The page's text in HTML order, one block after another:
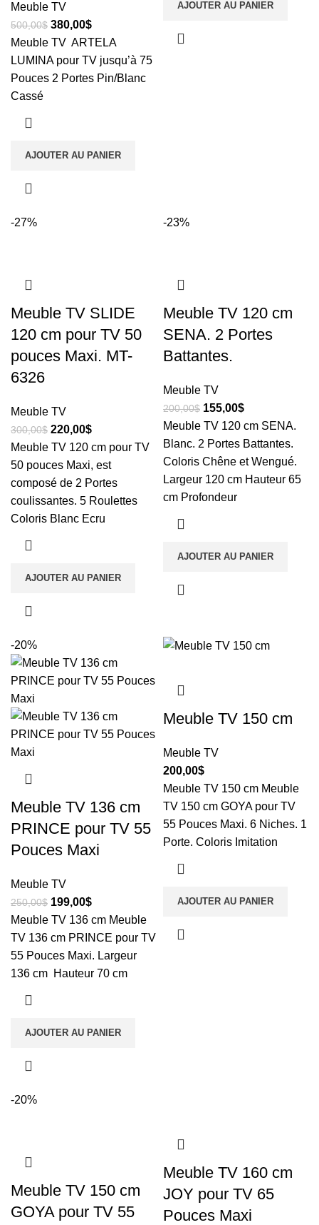
Meuble TV
500,00$ 380,00$
Meuble TV ARTELA
LUMINA pour TV jusqu’à 75
Pouces 2 Portes Pin/Blanc
Cassé
AJOUTER AU PANIER
AJOUTER AU PANIER
-27%
Meuble TV SLIDE
120 cm pour TV 50
pouces Maxi. MT-
6326
Meuble TV
300,00$ 220,00$
Meuble TV 120 cm pour TV
50 pouces Maxi, est
composé de 2 Portes
coulissantes. 5 Roulettes
Coloris Blanc Ecru
AJOUTER AU PANIER
-23%
Meuble TV 120 cm
SENA. 2 Portes
Battantes.
Meuble TV
200,00$ 155,00$
Meuble TV 120 cm SENA.
Blanc. 2 Portes Battantes.
Coloris Chêne et Wengué.
Largeur 120 cm Hauteur 65
cm Profondeur
AJOUTER AU PANIER
-20%
Meuble TV 136 cm
PRINCE pour TV 55
Pouces Maxi
Meuble TV
250,00$ 199,00$
Meuble TV 136 cm Meuble
TV 136 cm PRINCE pour TV
55 Pouces Maxi. Largeur
136 cm Hauteur 70 cm
AJOUTER AU PANIER
Meuble TV 150 cm
Meuble TV
200,00$
Meuble TV 150 cm Meuble
TV 150 cm GOYA pour TV
55 Pouces Maxi. 6 Niches. 1
Porte. Coloris Imitation
AJOUTER AU PANIER
-20%
Meuble TV 150 cm
GOYA pour TV 55
Meuble TV 160 cm
JOY pour TV 65
Pouces Maxi